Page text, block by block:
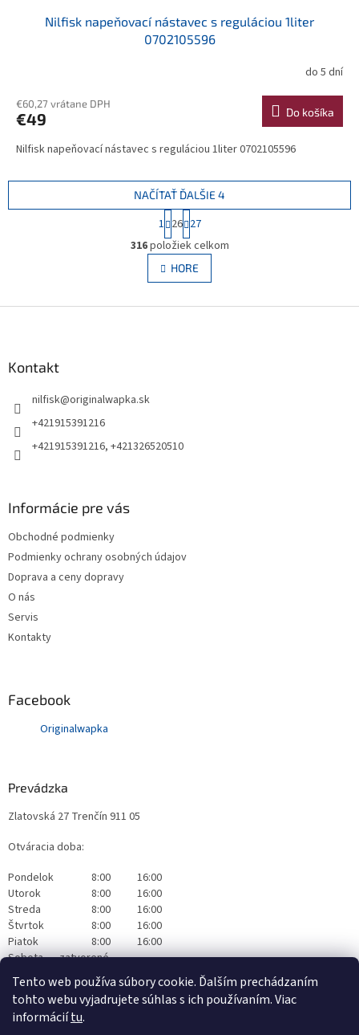
Tento web používa súbory cookie. Ďalším prechádzaním
tohto webu vyjadrujete súhlas s ich používaním. Viac
informáciítu.
Nilfisk napeňovací nástavec s reguláciou 1liter
0702105596
do 5 dní
€60,27 vrátane DPH
€49 Do košíka
Nilfisk napeňovací nástavec s reguláciou 1liter 0702105596
O
v
l
á
v
NAČÍTAŤ ĎALŠIE 4
S
t
r
á
n
k
v
1 26 27
316položiek celkom
HORE
Kontakt
nilfisk@originalwapka.sk
+421915391216
+421915391216, +421326520510
Informácie pre vás
Obchodné podmienky
Podmienky ochrany osobných údajov
Doprava a ceny dopravy
O nás
Servis
Kontakty
Facebook
Originalwapka
Prevádzka
Zlatovská 27 Trenčín 911 05
Otváracia doba:
Pondelok
8:00
16:00
Utorok
8:00
16:00
Streda
8:00
16:00
Štvrtok
8:00
16:00
Piatok
8:00
16:00
Sobota
zatvorené
Nedeľa
zatvorené